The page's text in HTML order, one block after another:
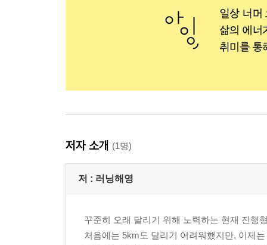
저자 소개 (1명)
저 : 러닝해영
꾸준히 오래 달리기 위해 노력하는 현재 진행
처음에는 5km도 달리기 어려워했지만, 이제